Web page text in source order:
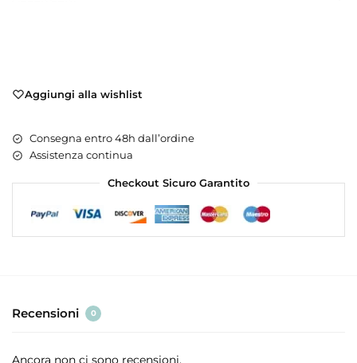
Aggiungi alla wishlist
Consegna entro 48h dall’ordine
Assistenza continua
Checkout Sicuro Garantito
Recensioni 0
Ancora non ci sono recensioni.